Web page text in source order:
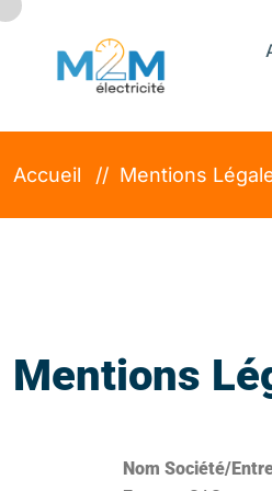
Accueil Mentions
Mentions
Nom Société/